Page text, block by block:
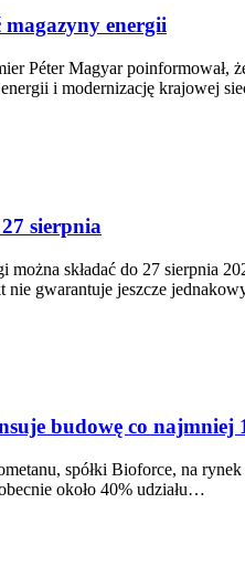
magazyny energii
Magyar poinformował,
i modernizację krajowej
sierpnia
składać do 27 sierpnia
nie gwarantuje jeszcze
budowę co najmniej
spółki Bioforce, na
około 40% udziału…